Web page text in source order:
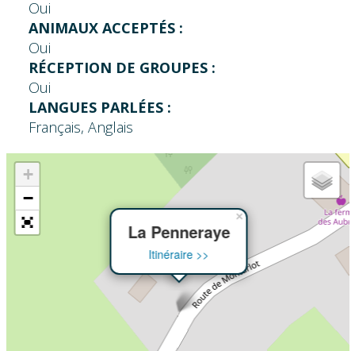
Oui
ANIMAUX ACCEPTÉS :
Oui
RÉCEPTION DE GROUPES :
Oui
LANGUES PARLÉES :
Français, Anglais
La Penneraye
Itinéraire >>
×
+
−